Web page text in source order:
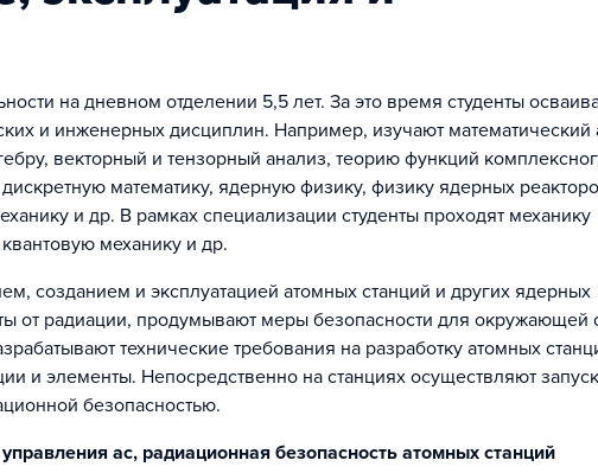
на дневном отделении 5,5 лет. За это время студенты
и инженерных дисциплин. Например, изучают математический
векторный и тензорный анализ, теорию функций
математику, ядерную физику, физику ядерных
и др. В рамках специализации студенты проходят механику
механику и др.
созданием и эксплуатацией атомных станций и других ядерных
от радиации, продумывают меры безопасности для окружающей
технические требования на разработку атомных
и элементы. Непосредственно на станциях осуществляют
безопасностью.
ас, радиационная безопасность атомных станций